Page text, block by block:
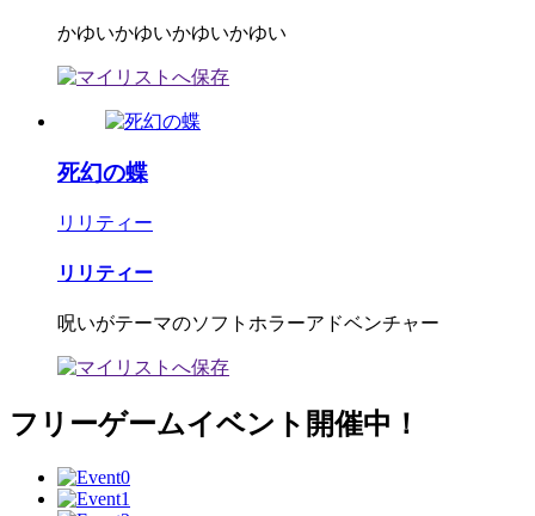
かゆいかゆいかゆいかゆい
死幻の蝶
リリティー
リリティー
呪いがテーマのソフトホラーアドベンチャー
フリーゲームイベント開催中！